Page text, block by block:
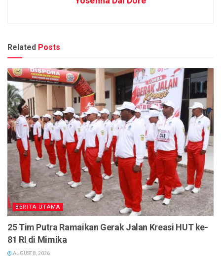
Related Posts
BERITA UTAMA
25 Tim Putra Ramaikan Gerak Jalan Kreasi HUT ke-
81 RI di Mimika
AUGUST 8, 2026